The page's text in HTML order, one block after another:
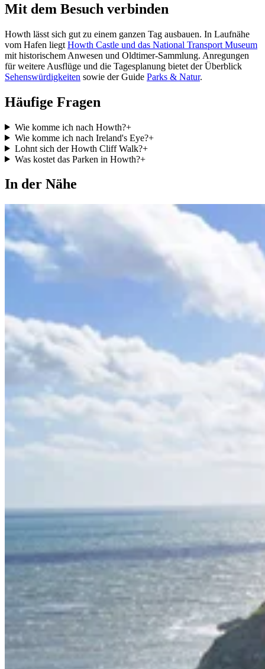
Mit dem Besuch verbinden
Howth lässt sich gut zu einem ganzen Tag ausbauen. In Laufnähe
vom Hafen liegt Howth Castle und das National Transport Museum
mit historischem Anwesen und Oldtimer-Sammlung. Anregungen
für weitere Ausflüge und die Tagesplanung bietet der Überblick
Sehenswürdigkeiten sowie der Guide Parks & Natur.
Häufige Fragen
Wie komme ich nach Howth?+
Wie komme ich nach Ireland's Eye?+
Lohnt sich der Howth Cliff Walk?+
Was kostet das Parken in Howth?+
In der Nähe